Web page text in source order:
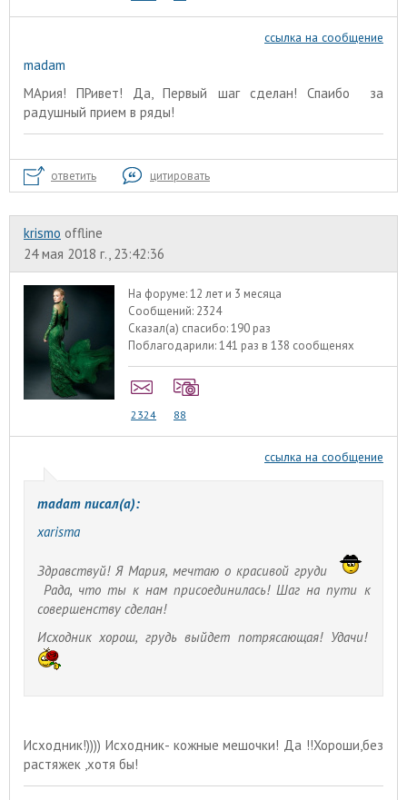
ссылка на сообщение
madam
МАрия! ПРивет! Да, Первый шаг сделан! Спаибо за
радушный прием в ряды!
ответить цитировать
krismo offline
24 мая 2018 г., 23:42:36
На форуме:12 лет и 3 месяца
Сообщений: 2324
Сказал(а) спасибо:190 раз
Поблагодарили:141 раз в 138 сообщенях
2324 88
ссылка на сообщение
madam писал(а):
xarisma
Здравствуй! Я Мария, мечтаю о красивой груди
Рада, что ты к нам присоединилась! Шаг на пути к
совершенству сделан!
Исходник хорош, грудь выйдет потрясающая! Удачи!
Исходник!)))) Исходник- кожные мешочки! Да !!Хороши,без
растяжек ,хотя бы!